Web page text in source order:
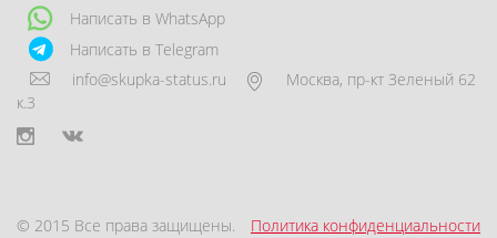
Написать в WhatsApp
Написать в Telegram
info@skupka-status.ru
Москва, пр-кт Зеленый 62
к.3
© 2015 Все права защищены. Политика конфиденциальности